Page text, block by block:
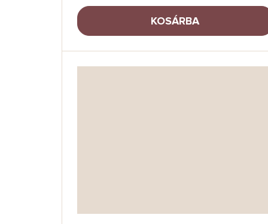
KOSÁRBA